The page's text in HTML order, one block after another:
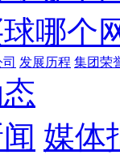
哪个
发展历程 集团荣
媒体